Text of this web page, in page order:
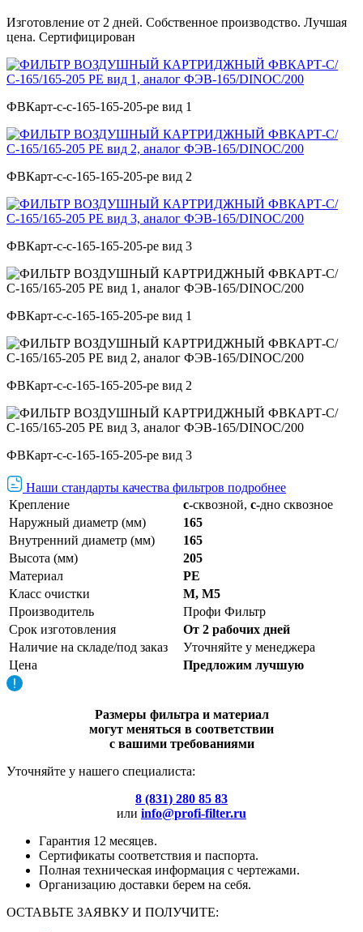
Изготовление от 2 дней. Собственное производство. Лучшая
цена. Сертифицирован
ФВКарт-с-c-165-165-205-pe вид 1
ФВКарт-с-c-165-165-205-pe вид 2
ФВКарт-с-c-165-165-205-pe вид 3
ФВКарт-с-c-165-165-205-pe вид 1
ФВКарт-с-c-165-165-205-pe вид 2
ФВКарт-с-c-165-165-205-pe вид 3
Наши стандарты качества фильтров подробнее
Крепление
с-сквозной, с-дно сквозное
Наружный диаметр (мм)
165
Внутренний диаметр (мм)
165
Высота (мм)
205
Материал
PE
Класс очистки
M, М5
Производитель
Профи Фильтр
Срок изготовления
От 2 рабочих дней
Наличие на складе/под заказ
Уточняйте у менеджера
Цена
Предложим лучшую
Размеры фильтра и материал
могут меняться в соответствии
с вашими требованиями
Уточняйте у нашего специалиста:
8 (831) 280 85 83
или info@profi-filter.ru
Гарантия 12 месяцев.
Сертификаты соответствия и паспорта.
Полная техническая информация с чертежами.
Организацию доставки берем на себя.
ОСТАВЬТЕ ЗАЯВКУ И ПОЛУЧИТЕ: